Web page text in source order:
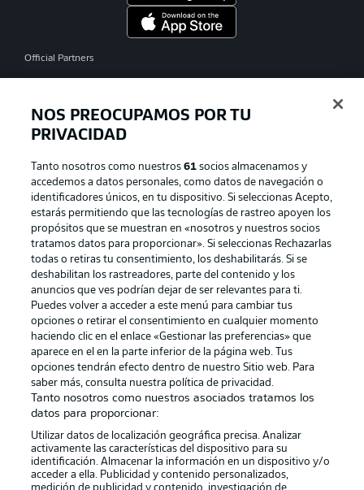
Official Partners
Publicidad Aviso legal
Gestionar las preferencias Declaracion de privacidad
Canales Trabajos
Jugadores Condiciones de uso
Sello Editorial Contacto
NOS PREOCUPAMOS POR TU
PRIVACIDAD
Tanto nosotros como nuestros61 socios almacenamos y
accedemos a datos personales, como datos de navegación o
identificadores únicos, en tu dispositivo. Si seleccionas Acepto,
estarás permitiendo que las tecnologías de rastreo apoyen los
propósitos que se muestran en «nosotros y nuestros socios
tratamos datos para proporcionar». Si seleccionas Rechazarlas
todas o retiras tu consentimiento, los deshabilitarás. Si se
deshabilitan los rastreadores, parte del contenido y los
anuncios que ves podrían dejar de ser relevantes para ti.
Puedes volver a acceder a este menú para cambiar tus
opciones o retirar el consentimiento en cualquier momento
haciendo clic en el enlace «Gestionar las preferencias» que
aparece en el en la parte inferior de la página web. Tus
opciones tendrán efecto dentro de nuestro Sitio web. Para
saber más, consulta nuestra política de privacidad.
Tanto nosotros como nuestros asociados tratamos los
datos para proporcionar:
Utilizar datos de localización geográfica precisa. Analizar
activamente las características del dispositivo para su
identificación. Almacenar la información en un dispositivo y/o
acceder a ella. Publicidad y contenido personalizados,